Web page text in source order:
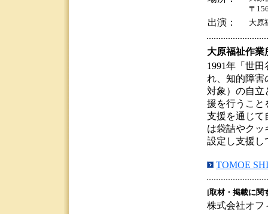
〒
出演： 大原
大原福祉作業
1991年「世
れ、知的障害
対象）の自立
援を行うこと
支援を通じて
は袋詰やクッ
設定し支援し
TOMOE
[取材・掲載に関
株式会社オフ